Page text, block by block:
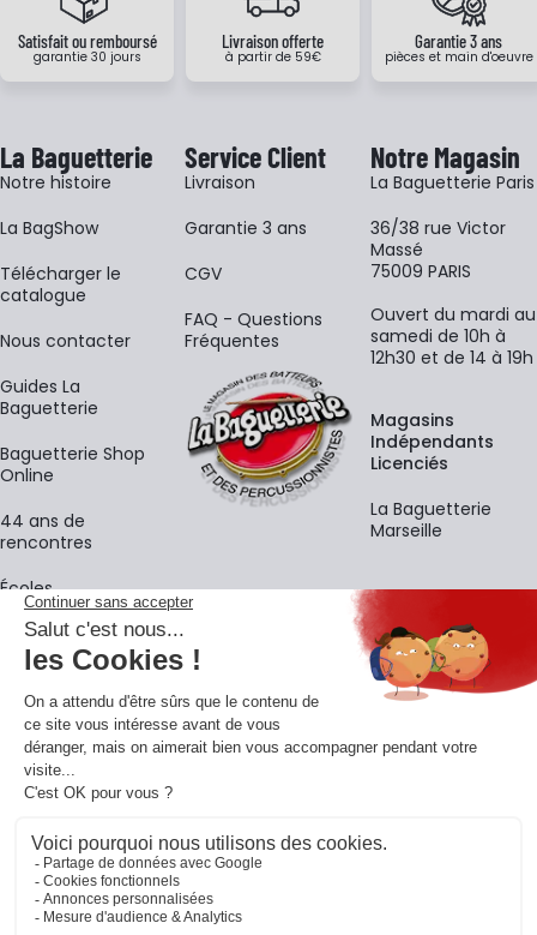
Satisfait ou remboursé
garantie 30 jours
Livraison offerte
à partir de 59€
Garantie 3 ans
pièces et main d'oeuvre
La Baguetterie
Notre histoire
La BagShow
​Télécharger le
catalogue
Nous contacter
Guides La
Baguetterie
Baguetterie Shop
Online
44 ans de
rencontres
Écoles
Service Client
Livraison
Garantie 3 ans
CGV
FAQ - Questions
Fréquentes
Notre Magasin
La Baguetterie Paris
36/38 rue Victor
Massé
75009 PARIS
Ouvert du mardi au
samedi de 10h à
12h30 et de 14 à 19h
Magasins
Indépendants
Licenciés
La Baguetterie
Marseille
La newsletter
Adresse e-mail
En vous inscrivant à notre newsletter, vous acceptez notre
confidentialité.
Retrouvons-nous sur